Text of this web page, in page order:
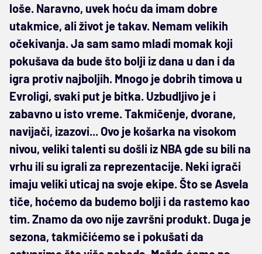
loše. Naravno, uvek hoću da imam dobre
utakmice, ali život je takav. Nemam velikih
očekivanja. Ja sam samo mladi momak koji
pokušava da bude što bolji iz dana u dan i da
igra protiv najboljih. Mnogo je dobrih timova u
Evroligi, svaki put je bitka. Uzbudljivo je i
zabavno u isto vreme. Takmičenje, dvorane,
navijači, izazovi... Ovo je košarka na visokom
nivou, veliki talenti su došli iz NBA gde su bili na
vrhu ili su igrali za reprezentacije. Neki igrači
imaju veliki uticaj na svoje ekipe. Što se Asvela
tiče, hoćemo da budemo bolji i da rastemo kao
tim. Znamo da ovo nije završni produkt. Duga je
sezona, takmičićemo se i pokušati da